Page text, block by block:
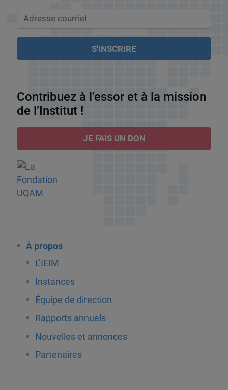
Contribuez à l’essor et à la mission
de l’Institut !
JE FAIS UN DON
À propos
L’IEIM
Instances
Équipe de direction
Rapports annuels
Nouvelles et annonces
Partenaires